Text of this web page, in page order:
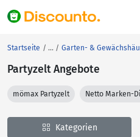
Startseite Garten- &
Partyzelt Angebote
mömax Partyzelt Netto Marken-
Kategorien